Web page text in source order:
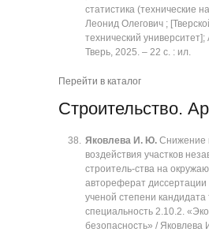
статистика (технические
Леонид Олегович ;
технический
Тверь, 2025. ‒ 22 с. : ил.
Перейти в каталог
Строительство.
Яковлева И. Ю. Снижение
воздействия участков
строитель-ства на
автореферат диссертации
ученой степени кандидата
специальность 2.10.2.
безопасность» /